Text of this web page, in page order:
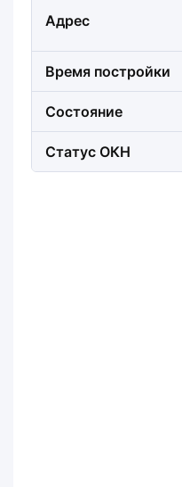
Адрес
Время постройки
Состояние
Статус ОКН